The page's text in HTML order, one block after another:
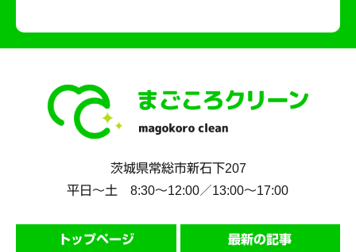
茨城県常総市新石下207
平日～土 8:30〜12:00／13:00〜17:00
トップページ 最新の記事